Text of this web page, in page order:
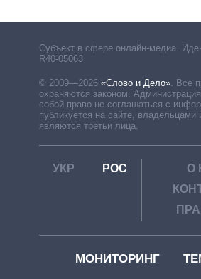
Субъект в сфере онлайн-медиа.
R40-05063
© 2009—2026 «Слово и Дело». Все
охраняются законом. Администрация
собой право не соглашаться с
публикуется на сайте, владельцами
являются третьи лица.
УКР РОС
О
МОНИТОРИНГ